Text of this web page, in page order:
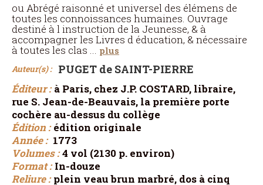
ou Abrégé raisonné et universel des élémens de
toutes les connoissances humaines. Ouvrage
destiné à l instruction de la Jeunesse, & à
accompagner les Livres d éducation, & nécessaire
à toutes les clas ... plus
Auteur(s) : PUGET de SAINT-PIERRE
Éditeur :à Paris, chez J.P. COSTARD, libraire,
rue S. Jean-de-Beauvais, la première porte
cochère au-dessus du collège
Édition :édition originale
Année :1773
Volumes :4 vol (2130 p. environ)
Format :In-douze
Reliure :plein veau brun marbré, dos à cinq